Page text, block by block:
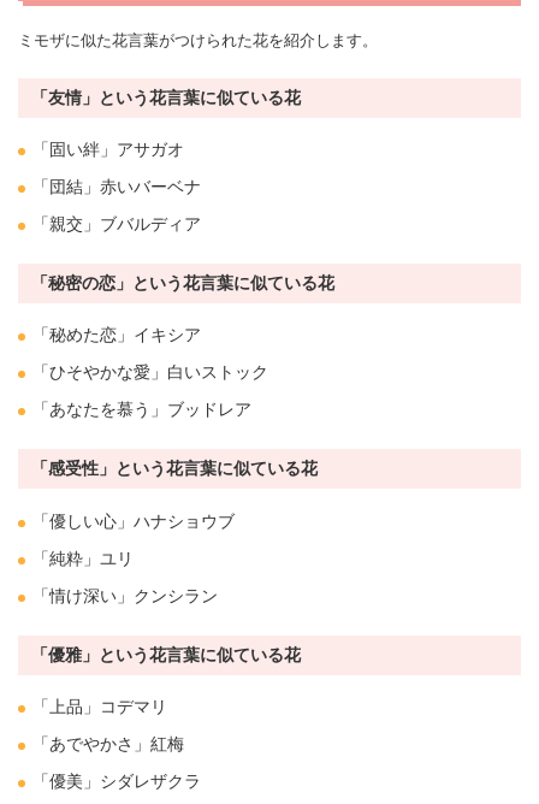
ミモザに似た花言葉がつけられた花を紹介します。
「友情」という花言葉に似ている花
「固い絆 」 アサガオ
「団結」赤いバーベナ
「親交」ブバルディア
「秘密の恋」という花言葉に似ている花
「秘めた恋」 イキシア
「ひそやかな愛 」白いストック
「あなたを慕う」ブッドレア
「感受性」という花言葉に似ている花
「優しい心」ハナシ ョウブ
「純粋」 ユリ
「情け深い」 クンシラン
「優雅」という花言葉に似ている花
「上品」
コデマリ
「あでやかさ」紅梅
「優美」シダレザクラ